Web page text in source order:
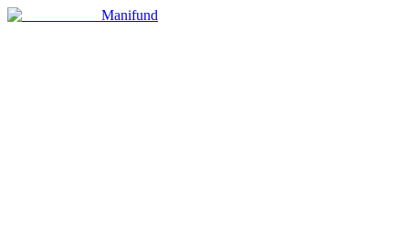
Manifund